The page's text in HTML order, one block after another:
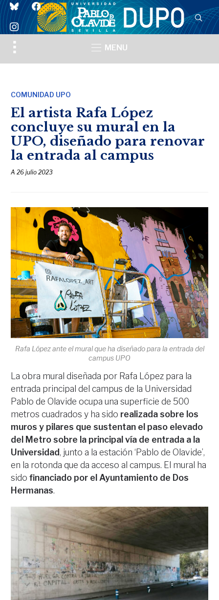
blueskyfacebook
instagram
Toggle
sidebar
MENU
COMUNIDAD UPO
El artista Rafa López
concluye su mural en la
UPO, diseñado para renovar
la entrada al campus
A26 julio 2023
Rafa López ante el mural que ha diseñado para la entrada del
campus UPO
La obra mural diseñada por Rafa López para la
entrada principal del campus de la Universidad
Pablo de Olavide ocupa una superficie de 500
metros cuadrados y ha sido realizada sobre los
muros y pilares que sustentan el paso elevado
del Metro sobre la principal vía de entrada a la
Universidad, junto a la estación ‘Pablo de Olavide’,
en la rotonda que da acceso al campus. El mural ha
sidofinanciado por el Ayuntamiento de Dos
Hermanas.